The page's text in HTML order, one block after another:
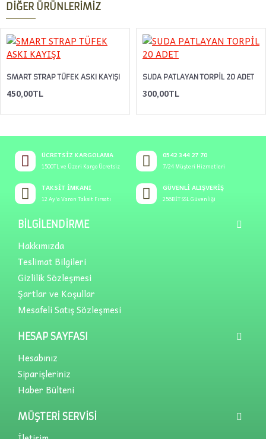
DIĞER ÜRÜNLERIMIZ
SMART STRAP TÜFEK ASKI KAYIŞI
450,00TL
SUDA PATLAYAN TORPİL 20 ADET
300,00TL
ÜCRETSIZ KARGOLAMA
1500TL ve Üzeri Kargo Ücretsiz
0542 344 27 70
7/24 Müşteri Hizmetleri
TAKSIT İMKANI
12 Ay'a Varan Taksit Fırsatı
GÜVENLI ALIŞVERIŞ
256BİT SSL Güvenliği
BILGILENDIRME
Hakkımızda
Teslimat Bilgileri
Gizlilik Sözleşmesi
Şartlar ve Koşullar
Mesafeli Satış Sözleşmesi
HESAP SAYFASI
Hesabınız
Siparişleriniz
Haber Bülteni
MÜŞTERI SERVISI